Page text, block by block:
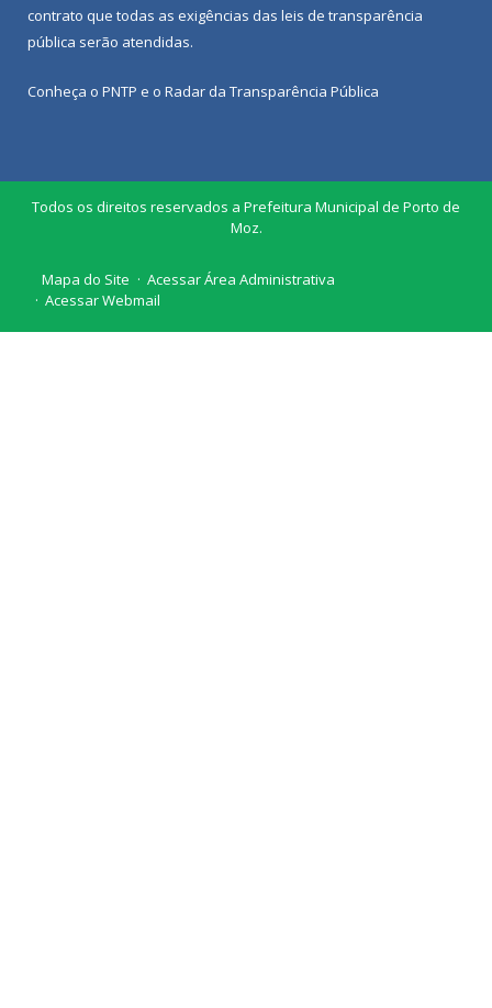
contrato que todas as exigências das leis de transparência
pública serão atendidas.
Conheça o PNTP e o Radar da Transparência Pública
Todos os direitos reservados a Prefeitura Municipal de Porto de
Moz.
Mapa do Site
Acessar Área Administrativa
Acessar Webmail